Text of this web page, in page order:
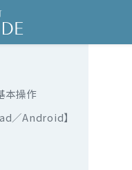
本操作
／Android】